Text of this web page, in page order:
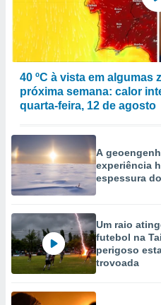
de
ou aceder
para
utilizar
criar
medir
da
dos
40 ºC à vista em algumas
próxima semana: calor
quarta-feira, 12 de agosto
A
experiência
espessura
Um raio
futebol na
perigoso
trovoada